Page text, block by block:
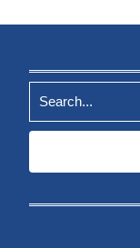
Search